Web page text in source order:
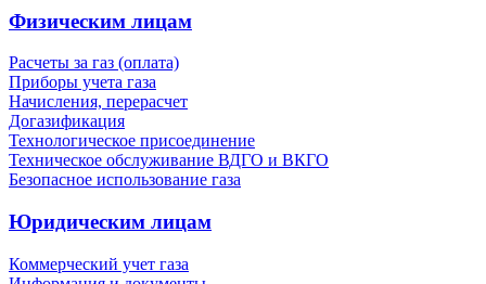
Физическим лицам
Расчеты за газ (оплата)
Приборы учета газа
Начисления, перерасчет
Догазификация
Технологическое присоединение
Техническое обслуживание ВДГО и ВКГО
Безопасное использование газа
Юридическим лицам
Коммерческий учет газа